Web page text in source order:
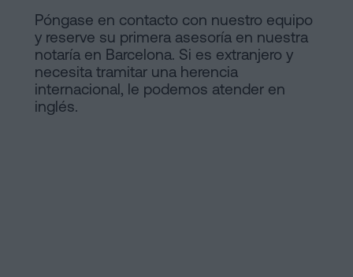
Póngase en contacto con nuestro equipo
y reserve su primera asesoría en nuestra
notaría en Barcelona. Si es extranjero y
necesita tramitar una herencia
internacional, le podemos atender en
inglés.